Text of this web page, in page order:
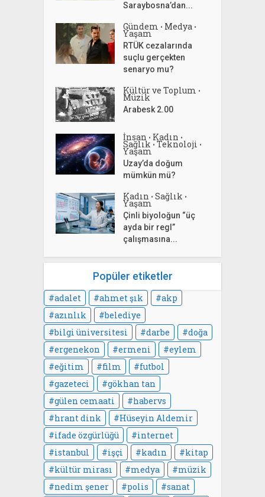
Saraybosna’dan...
Gündem • Medya •
Yaşam
RTÜK cezalarında
suçlu gerçekten
senaryo mu?
Kültür ve Toplum •
Müzik
Arabesk 2.00
İnsan • Kadın •
Sağlık • Teknoloji •
Yaşam
Uzay’da doğum
mümkün mü?
Kadın • Sağlık •
Yaşam
Çinli biyoloğun “üç
ayda bir regl”
çalışmasına...
Popüler etiketler
adalet ahmet şık
akp
azınlık
belediye
bilgi üniversitesi
darbe
doğa
ergenekon
ermeni
eylem
eğitim
film
futbol
gazeteci
gökhan tan
gülen cemaati
habervs
hrant dink
Hüseyin Aldemir
ifade özgürlüğü
internet
istanbul
işçi kadın
kitap
kültür mirası
medya
müzik
nedim şener
polis
sanat